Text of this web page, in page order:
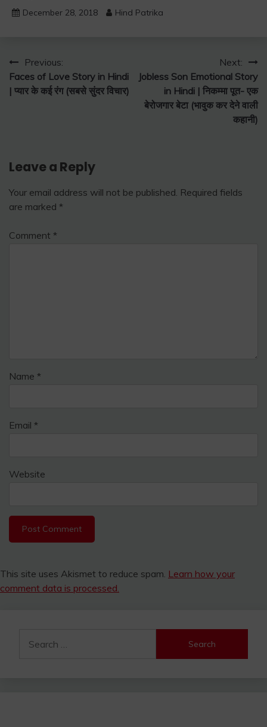
December 28, 2018 Hind Patrika
Post
navigation
Previous:
Faces of Love Story in Hindi
| प्यार के कई रंग (सबसे सुंदर विचार)
Next:
Jobless Son Emotional Story
in Hindi | निकम्मा पूत- एक
बेरोजगार बेटा (भावुक कर देने वाली
कहानी)
Leave a Reply
Your email address will not be published. Required fields
are marked *
Comment *
Name *
Email *
Website
This site uses Akismet to reduce spam. Learn how your
comment data is processed.
for: